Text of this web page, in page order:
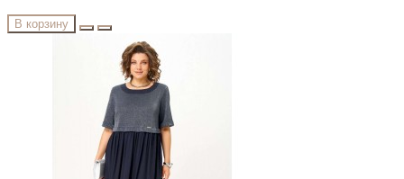
В корзину